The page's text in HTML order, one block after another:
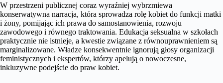
W przestrzeni publicznej coraz wyraźniej wybrzmiewa
konserwatywna narracja, która sprowadza rolę kobiet do funkcji matki
i żony, pomijając ich prawa do samostanowienia, rozwoju
zawodowego i równego traktowania. Edukacja seksualna w szkołach
praktycznie nie istnieje, a kwestie związane z równouprawnieniem są
marginalizowane. Władze konsekwentnie ignorują głosy organizacji
feministycznych i ekspertów, którzy apelują o nowoczesne,
inkluzywne podejście do praw kobiet.